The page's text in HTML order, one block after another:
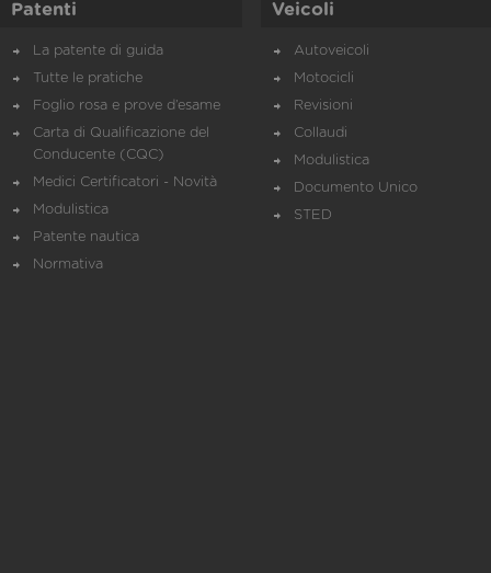
Patenti
La patente di guida
Tutte le pratiche
Foglio rosa e prove d’esame
Carta di Qualificazione del
Conducente (CQC)
Medici Certificatori - Novità
Modulistica
Patente nautica
Normativa
Veicoli
Autoveicoli
Motocicli
Revisioni
Collaudi
Modulistica
Documento Unico
STED